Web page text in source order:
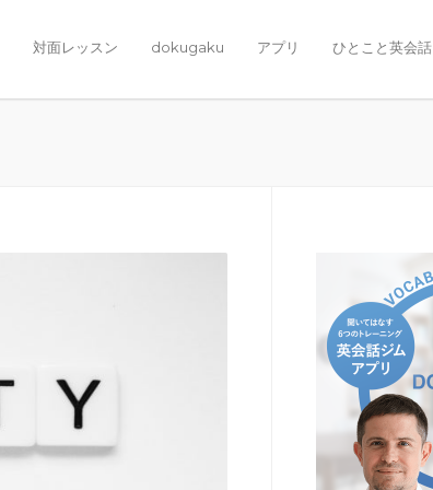
対面レッスン dokugaku アプリ ひとこと英会話